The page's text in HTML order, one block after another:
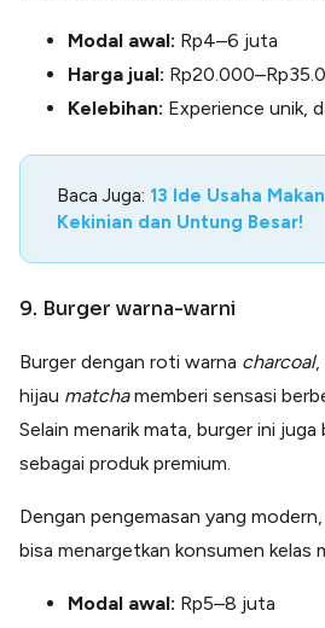
Modal awal: Rp4–6 juta
Harga jual:
Kelebihan: Experience unik,
Baca Juga: 13 Ide Usaha
Kekinian dan Untung Besar!
9. Burger warna-warni
Burger dengan roti warna charcoal,
hijau matchamemberi sensasi
Selain menarik mata, burger ini juga
sebagai produk premium.
Dengan pengemasan yang
bisa menargetkan konsumen kelas
Modal awal: Rp5–8 juta